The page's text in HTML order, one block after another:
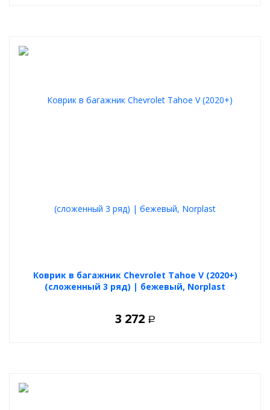
Коврик в багажник Chevrolet Tahoe V (2020+)
(сложенный 3 ряд) | бежевый, Norplast
3 272 Р